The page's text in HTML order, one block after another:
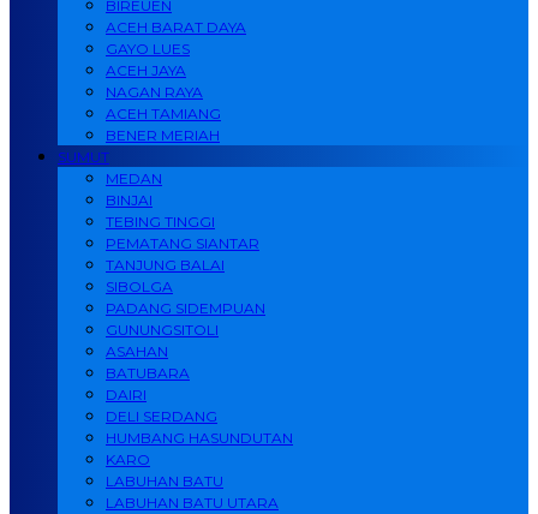
BIREUEN
ACEH BARAT DAYA
GAYO LUES
ACEH JAYA
NAGAN RAYA
ACEH TAMIANG
BENER MERIAH
SUMUT
MEDAN
BINJAI
TEBING TINGGI
PEMATANG SIANTAR
TANJUNG BALAI
SIBOLGA
PADANG SIDEMPUAN
GUNUNGSITOLI
ASAHAN
BATUBARA
DAIRI
DELI SERDANG
HUMBANG HASUNDUTAN
KARO
LABUHAN BATU
LABUHAN BATU UTARA